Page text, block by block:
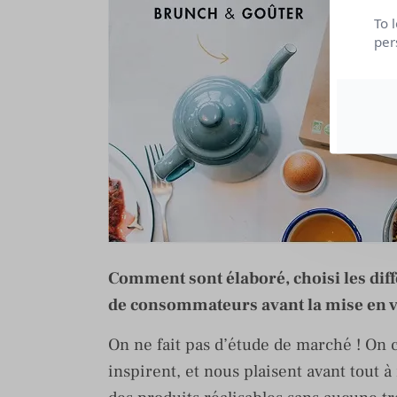
Comment sont élaboré, choisi les
de consommateurs avant la mise en
On ne fait pas d’étude de marché !
inspirent, et nous plaisent avant tout
To